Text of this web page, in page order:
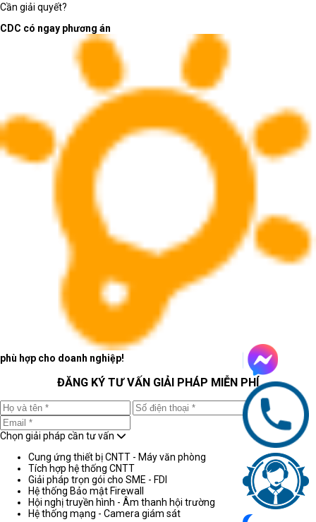
Cần giải quyết?
CDC có ngay phương án
phù hợp cho doanh nghiệp!
ĐĂNG KÝ TƯ VẤN GIẢI PHÁP MIỄN PHÍ
Chọn giải pháp cần tư vấn
Cung ứng thiết bị CNTT - Máy văn phòng
Tích hợp hệ thống CNTT
Giải pháp trọn gói cho SME - FDI
Hệ thống Bảo mật Firewall
Hội nghị truyền hình - Âm thanh hội trường
Hệ thống mạng - Camera giám sát